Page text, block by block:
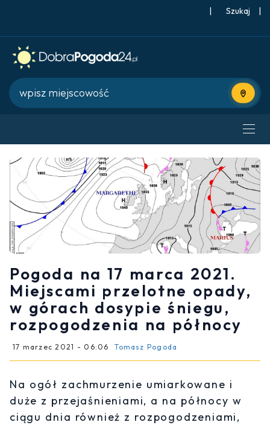
| |
Użyj
Pogoda na 17 marca 2021.
Miejscami przelotne opady,
w górach dosypie śniegu,
rozpogodzenia na północy
17 marzec 2021 - 06:06 Tomasz Pogoda
Na ogół zachmurzenie umiarkowane i
duże z przejaśnieniami, a na północy w
ciągu dnia również z rozpogodzeniami,